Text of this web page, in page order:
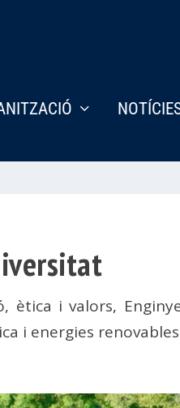
ètica i valors,
i energies renovables